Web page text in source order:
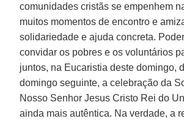
comunidades cristãs se empenhem
muitos momentos de encontro e
solidariedade e ajuda concreta.
convidar os pobres e os voluntários
juntos, na Eucaristia deste domingo,
domingo seguinte, a celebração da
Nosso Senhor Jesus Cristo Rei do
ainda mais autêntica. Na verdade, a